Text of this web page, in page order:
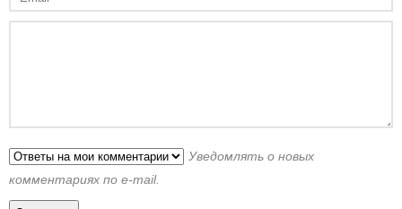
Уведомлять о новых
комментариях по e-mail.